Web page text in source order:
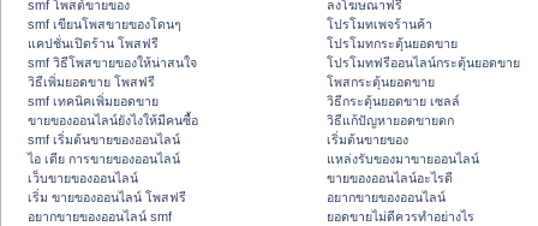
smf โพสต์ขายของ
smf เขียนโพสขายของโดนๆ
แคปชั่นเปิดร้าน โพสฟรี
smf วิธีโพสขายของให้น่าสนใจ
วิธีเพิ่มยอดขาย โพสฟรี
smf เทคนิคเพิ่มยอดขาย
ขายของออนไลน์ยังไงให้มีคนซื้อ
smf เริ่มต้นขายของออนไลน์
ไอ เดีย การขายของออนไลน์
เว็บขายของออนไลน์
เริ่ม ขายของออนไลน์ โพสฟรี
อยากขายของออนไลน์ smf
ลงโฆษณาฟรี
โปรโมทเพจร้านค้า
โปรโมทกระตุ้นยอดขาย
โปรโมทฟรีออนไลน์กระตุ้นยอดขาย
โพสกระตุ้นยอดขาย
วิธีกระตุ้นยอดขาย เซลล์
วิธีแก้ปัญหายอดขายตก
เริ่มต้นขายของ
แหล่งรับของมาขายออนไลน์
ขายของออนไลน์อะไรดี
อยากขายของออนไลน์
ยอดขายไม่ดีควรทำอย่างไร